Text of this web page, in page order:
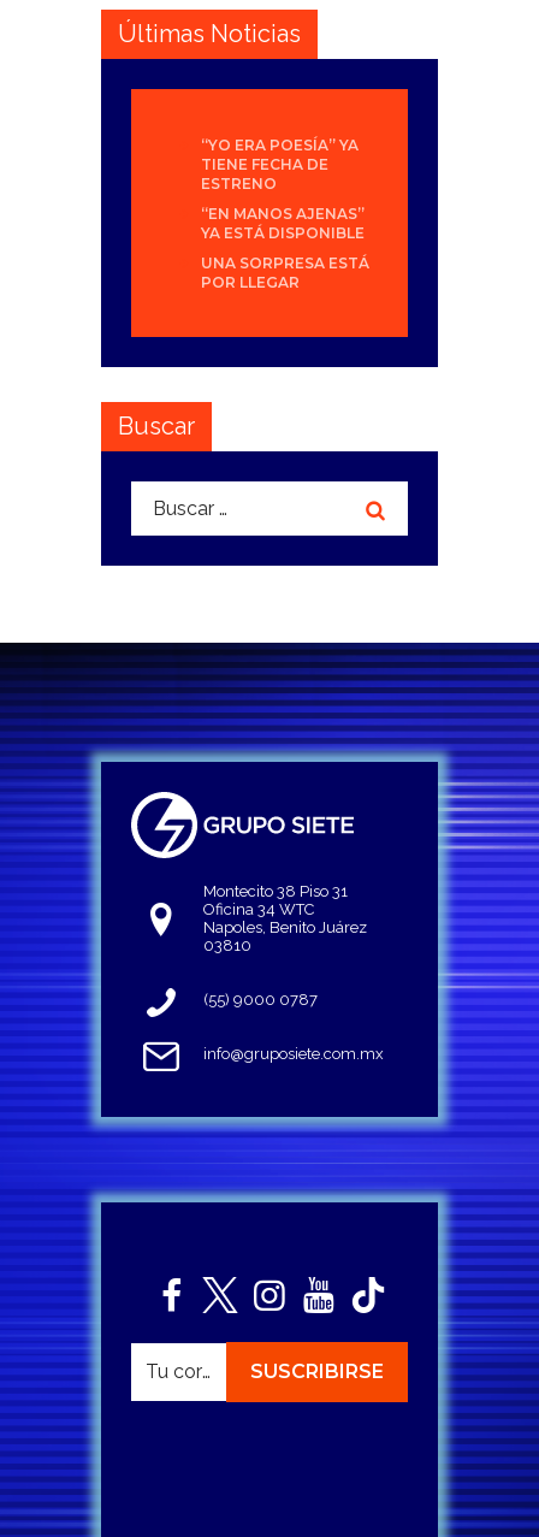
Últimas Noticias
“YO ERA POESÍA” YA
TIENE FECHA DE
ESTRENO
“EN MANOS AJENAS”
YA ESTÁ DISPONIBLE
UNA SORPRESA ESTÁ
POR LLEGAR
Buscar
Buscar:
Montecito 38 Piso 31
Oficina 34 WTC
Napoles, Benito Juárez
03810
(55) 9000 0787
info@gruposiete.com.mx